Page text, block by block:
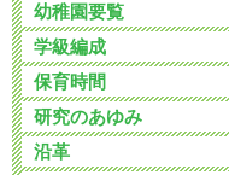
幼稚園要覧
学級編成
保育時間
研究のあゆみ
沿革